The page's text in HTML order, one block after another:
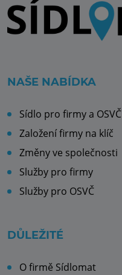
NAŠE NABÍDKA
Sídlo pro firmy a OSVČ
Založení firmy na klíč
Změny ve společnosti
Služby pro firmy
Služby pro OSVČ
DŮLEŽITÉ
O firmě Sídlomat